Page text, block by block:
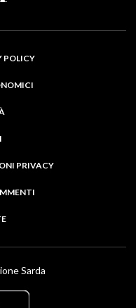
POLICY
PRIVACY
Sarda